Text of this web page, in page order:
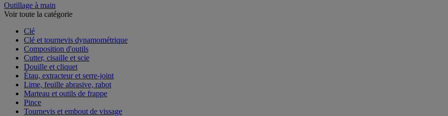
Outillage à main
Voir toute la catégorie
Clé
Clé et tournevis dynamométrique
Composition d'outils
Cutter, cisaille et scie
Douille et cliquet
Étau, extracteur et serre-joint
Lime, feuille abrasive, rabot
Marteau et outils de frappe
Pince
Tournevis et embout de vissage